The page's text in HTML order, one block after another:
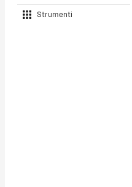
Strumenti